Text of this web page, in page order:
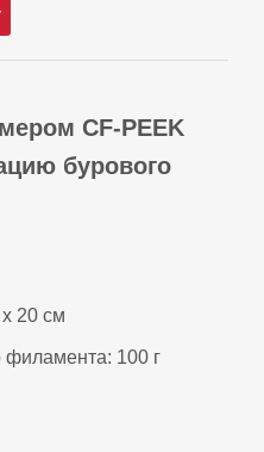
CF‑PEEK
бурового
20 см
филамента: 100 г